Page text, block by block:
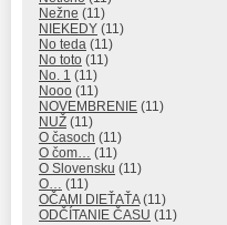
Nežne (11)
NIEKEDY (11)
No teda (11)
No toto (11)
No. 1 (11)
Nooo (11)
NOVEMBRENIE (11)
NUŽ (11)
O časoch (11)
O čom… (11)
O Slovensku (11)
O… (11)
OČAMI DIEŤAŤA(11)
ODČÍTANIE ČASU (11)